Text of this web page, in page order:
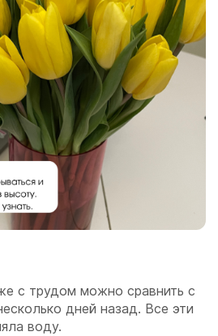
с трудом можно сравнить с
дней назад. Все эти
воду.